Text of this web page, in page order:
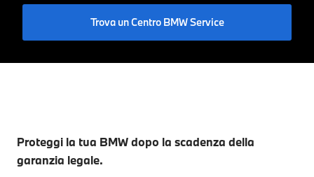
Trova un Centro BMW Service
Proteggi la tua BMW dopo la scadenza della
garanzia legale.